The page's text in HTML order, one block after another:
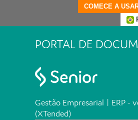
COMECE A
PORTAL DE
Gestão Empresarial | ERP -
(XTended)